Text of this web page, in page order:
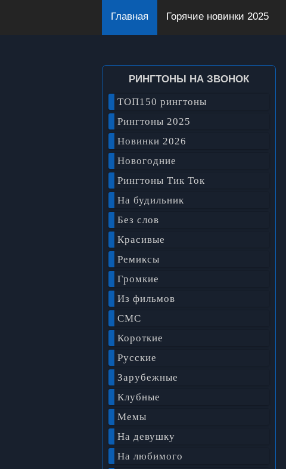
Главная Горячие новинки 2025
РИНГТОНЫ НА ЗВОНОК
ТОП150 рингтоны
Рингтоны 2025
Новинки 2026
Новогодние
Рингтоны Тик Ток
На будильник
Без слов
Красивые
Ремиксы
Громкие
Из фильмов
СМС
Короткие
Русские
Зарубежные
Клубные
Мемы
На девушку
На любимого